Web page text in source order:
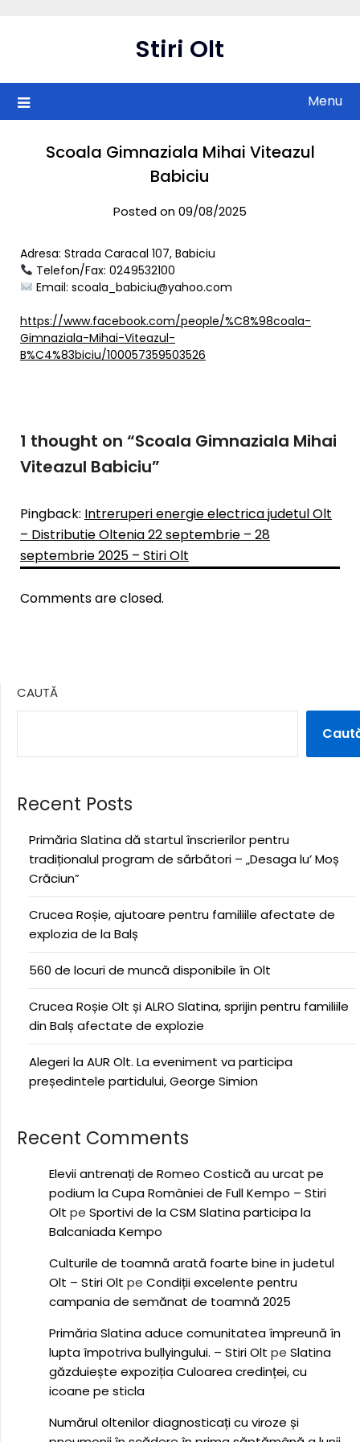
Stiri Olt
Menu
Scoala Gimnaziala Mihai Viteazul
Babiciu
Posted on 09/08/2025
Adresa: Strada Caracal 107, Babiciu
Telefon/Fax: 0249532100
Email: scoala_babiciu@yahoo.com
https://www.facebook.com/people/%C8%98coala-
Gimnaziala-Mihai-Viteazul-
B%C4%83biciu/100057359503526
1 thought on “Scoala Gimnaziala Mihai
Viteazul Babiciu”
Pingback: Intreruperi energie electrica judetul Olt
– Distributie Oltenia 22 septembrie – 28
septembrie 2025 – Stiri Olt
Comments are closed.
CAUTĂ
Recent Posts
Primăria Slatina dă startul înscrierilor pentru
tradiționalul program de sărbători – „Desaga lu’ Moș
Crăciun”
Crucea Roșie, ajutoare pentru familiile afectate de
explozia de la Balș
560 de locuri de muncă disponibile în Olt
Crucea Roșie Olt și ALRO Slatina, sprijin pentru familiile
din Balș afectate de explozie
Alegeri la AUR Olt. La eveniment va participa
președintele partidului, George Simion
Recent Comments
Elevii antrenați de Romeo Costică au urcat pe
podium la Cupa României de Full Kempo – Stiri
Olt pe Sportivi de la CSM Slatina participa la
Balcaniada Kempo
Culturile de toamnă arată foarte bine in judetul
Olt – Stiri Olt pe Condiții excelente pentru
campania de semănat de toamnă 2025
Primăria Slatina aduce comunitatea împreună în
lupta împotriva bullyingului. – Stiri Olt pe Slatina
găzduiește expoziția Culoarea credinței, cu
icoane pe sticla
Numărul oltenilor diagnosticați cu viroze și